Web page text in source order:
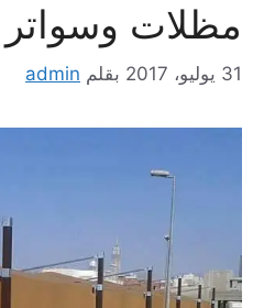
مظلات
31 يوليو، 2017 بقلم admin